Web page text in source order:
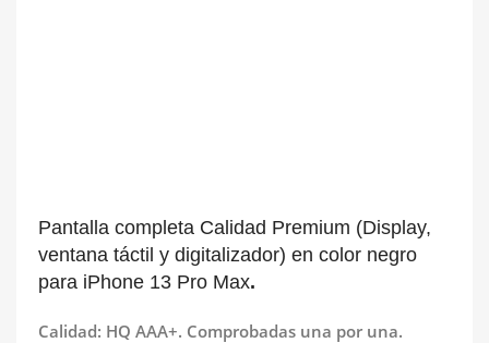
Pantalla completa Calidad Premium (Display,
ventana táctil y digitalizador) en color negro
para iPhone 13 Pro Max.
Calidad: HQ AAA+. Comprobadas una por una.